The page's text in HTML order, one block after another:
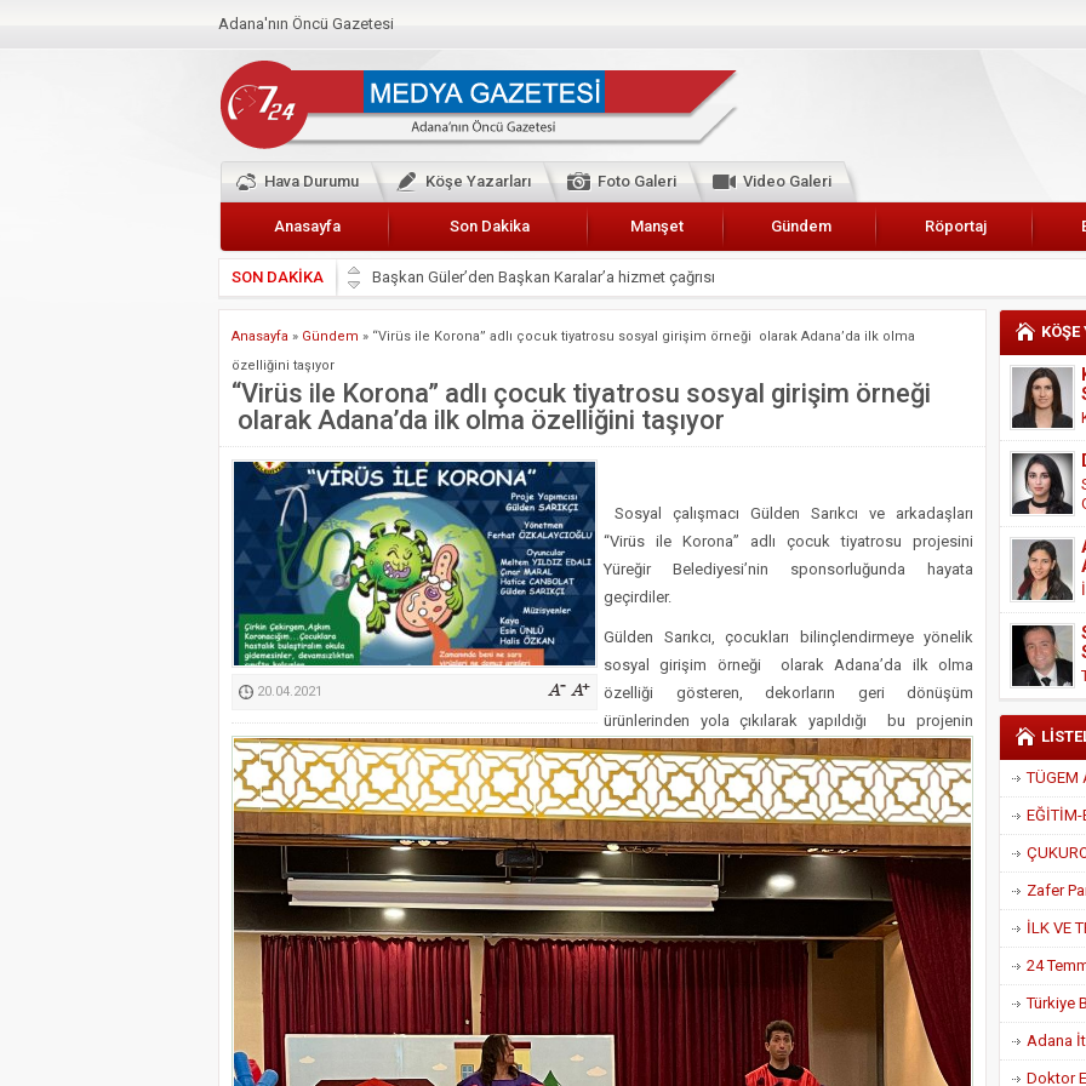
Adana'nın Öncü Gazetesi
Hava Durumu Köşe Yazarları Foto Galeri Video Galeri
Anasayfa Son Dakika Manşet Gündem Röportaj
SON DAKİKA
Başkan Güler’den Başkan Karalar’a hizmet çağrısı
Lokantacılar ve Kebapçılar Esnaf Odası Başkanı Şefik Arslan
HDP İL BİNASININ ÖNÜNDE ANNELER TARİH YAZIYORLAR
CEYHAN TİCARET ODASI
Hainler emellerine asla erişemeyecekler
BÖLGEMİZ ÇUKUROVA’DA 2019 YILI PAMUK HASADINA BAŞLANDI
İyi Parti Yüreğir İlçe Başkanı Enis Akyürek
Kimyasallardan Koruma Derneği Başkanı Cennet Çelik
Anasayfa » Gündem » “Virüs ile Korona” adlı çocuk tiyatrosu sosyal girişim örneği olarak Adana’da ilk olma
özelliğini taşıyor
“Virüs ile Korona” adlı çocuk tiyatrosu sosyal girişim örneği
olarak Adana’da ilk olma özelliğini taşıyor
20.04.2021
Sosyal çalışmacı Gülden Sarıkcı ve arkadaşları
“Virüs ile Korona” adlı çocuk tiyatrosu projesini
Yüreğir Belediyesi’nin sponsorluğunda hayata
geçirdiler.
Gülden Sarıkcı, çocukları bilinçlendirmeye yönelik
sosyal girişim örneği olarak Adana’da ilk olma
özelliği gösteren, dekorların geri dönüşüm
ürünlerinden yola çıkılarak yapıldığı bu projenin
Adana